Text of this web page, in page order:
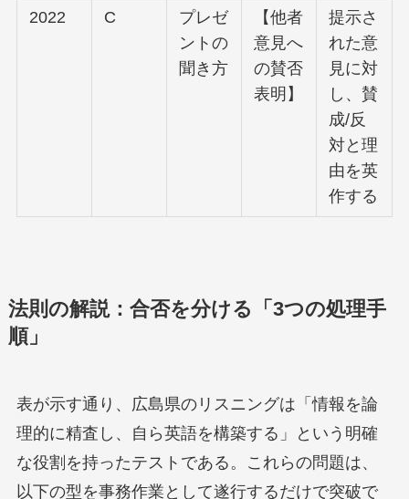
2022 C
プレゼ
ントの
聞き方
【他者
意見へ
の賛否
表明】
提示さ
れた意
見に対
し、賛
成/反
対と理
由を英
作する
法則の解説：合否を分ける「3つの処理手
順」
表が示す通り、広島県のリスニングは「情報を論
理的に精査し、自ら英語を構築する」という明確
な役割を持ったテストである。これらの問題は、
以下の型を事務作業として遂行するだけで突破で